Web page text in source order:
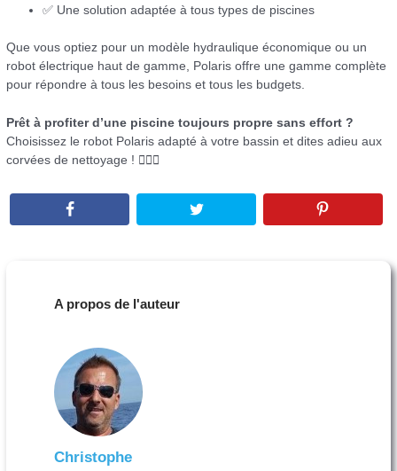
✅ Une solution adaptée à tous types de piscines
Que vous optiez pour un modèle hydraulique économique ou un
robot électrique haut de gamme, Polaris offre une gamme complète
pour répondre à tous les besoins et tous les budgets.
Prêt à profiter d’une piscine toujours propre sans effort ?
Choisissez le robot Polaris adapté à votre bassin et dites adieu aux
corvées de nettoyage ! 🏊‍♂️✨
A propos de l'auteur
Christophe